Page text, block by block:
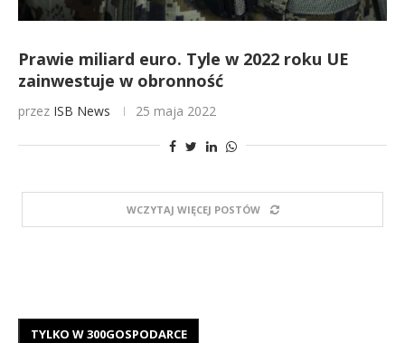
Prawie miliard euro. Tyle w 2022 roku UE
zainwestuje w obronność
przez ISB News 25 maja 2022
WCZYTAJ WIĘCEJ POSTÓW
TYLKO W 300GOSPODARCE